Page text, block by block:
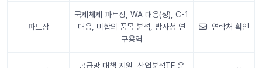
파트장
국제체제 파트장, WA 대응(정), C-1
대응, 미합의 품목 분석, 방사청 연
구용역
연락처 확인
공급망 대책 지원, 산업분석TF 운